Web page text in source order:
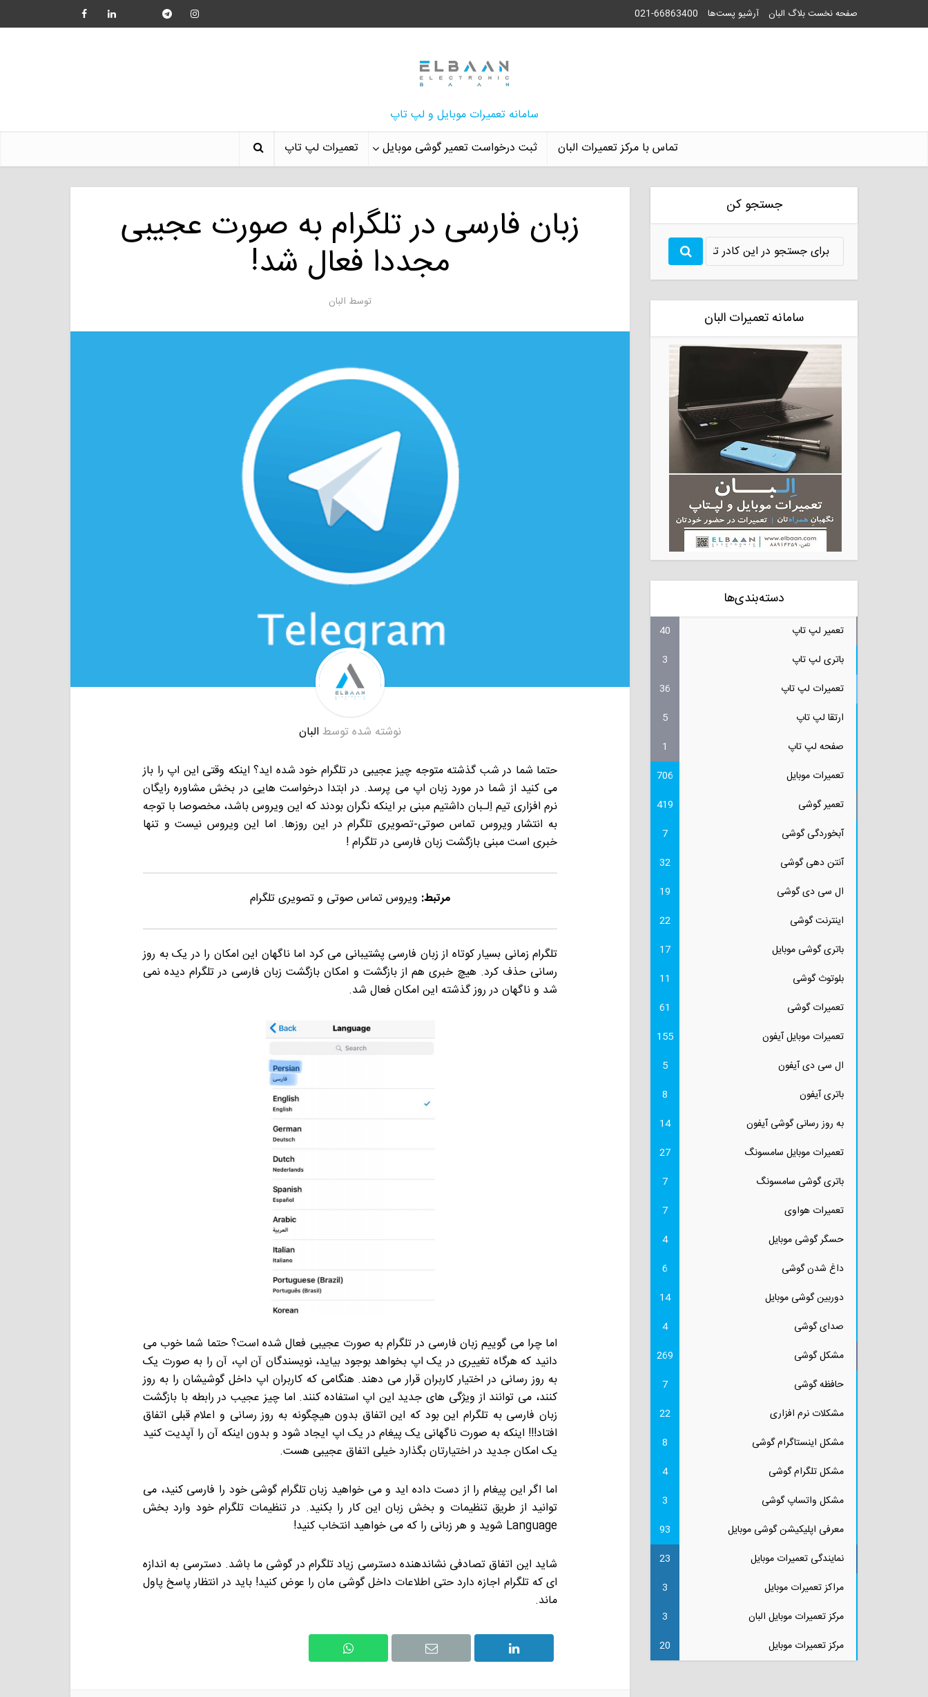
صفحه نخست بلاگ البان آرشیو پست‌ها 021-66863400
سامانه تعمیرات موبایل و لپ تاپ
تماس با مرکز تعمیرات البان
ثبت درخواست تعمیر گوشی موبایل تعمیرات لپ تاپ
زبان فارسی در تلگرام به صورت عجیبی
مجددا فعال شد!
توسط البان
نوشته شده توسط البان
حتما شما در شب گذشته متوجه چیز عجیبی در تلگرام خود شده اید؟ اینکه وقتی این اپ را باز
می کنید از شما در مورد زبان اپ می پرسد. در ابتدا درخواست هایی در بخش مشاوره رایگان
نرم افزاری تیم اِلـبان داشتیم مبنی بر اینکه نگران بودند که این ویروس باشد، مخصوصا با توجه
به انتشار ویروس تماس صوتی-تصویری تلگرام در این روزها. اما این ویروس نیست و تنها
خبری است مبنی بازگشت زبان فارسی در تلگرام !
مرتبط: ویروس تماس صوتی و تصویری تلگرام
تلگرام زمانی بسیار کوتاه از زبان فارسی پشتیبانی می کرد اما ناگهان این امکان را در یک به روز
رسانی حذف کرد. هیچ خبری هم از بازگشت و امکان بازگشت زبان فارسی در تلگرام دیده نمی
شد و ناگهان در روز گذشته این امکان فعال شد.
اما چرا می گوییم زبان فارسی در تلگرام به صورت عجیبی فعال شده است؟ حتما شما خوب می
دانید که هرگاه تغییری در یک اپ بخواهد بوجود بیاید، نویسندگان آن اپ، آن را به صورت یک
به روز رسانی در اختیار کاربران قرار می دهند. هنگامی که کاربران اپ داخل گوشیشان را به روز
کنند، می توانند از ویژگی های جدید این اپ استفاده کنند. اما چیز عجیب در رابطه با بازگشت
زبان فارسی به تلگرام این بود که این اتفاق بدون هیچگونه به روز رسانی و اعلام قبلی اتفاق
افتاد!!! اینکه به صورت ناگهانی یک پیغام در یک اپ ایجاد شود و بدون اینکه آن را آپدیت کنید
یک امکان جدید در اختیارتان بگذارد خیلی اتفاق عجیبی هست.
اما اگر این پیغام را از دست داده اید و می خواهید زبان تلگرام گوشی خود را فارسی کنید، می
توانید از طریق تنظیمات و بخش زبان این کار را بکنید. در تنظیمات تلگرام خود وارد بخش
Language شوید و هر زبانی را که می خواهید انتخاب کنید!
شاید این اتفاق تصادفی نشاندهنده دسترسی زیاد تلگرام در گوشی ما باشد. دسترسی به اندازه
ای که تلگرام اجازه دارد حتی اطلاعات داخل گوشی مان را عوض کنید! باید در انتظار پاسخ پاول
ماند.
جستجو کن
سامانه تعمیرات البان
دسته‌بندی‌ها
تعمیر لپ تاپ
40
باتری لپ تاپ
3
تعمیرات لپ تاپ
36
ارتقا لپ تاپ
5
صفحه لپ تاپ
1
تعمیرات موبایل
706
تعمیر گوشی
419
آبخوردگی گوشی
7
آنتن دهی گوشی
32
ال سی دی گوشی
19
اینترنت گوشی
22
باتری گوشی موبایل
17
بلوتوث گوشی
11
تعمیرات گوشی
61
تعمیرات موبایل آیفون
155
ال سی دی آیفون
5
باتری آیفون
8
به روز رسانی گوشی آیفون
14
تعمیرات موبایل سامسونگ
27
باتری گوشی سامسونگ
7
تعمیرات هواوی
7
حسگر گوشی موبایل
4
داغ شدن گوشی
6
دوربین گوشی موبایل
14
صدای گوشی
4
مشکل گوشی
269
حافظه گوشی
7
مشکلات نرم افزاری
22
مشکل اینستاگرام گوشی
8
مشکل تلگرام گوشی
4
مشکل واتساپ گوشی
3
معرفی اپلیکیشن گوشی موبایل
93
نمایندگی تعمیرات موبایل
23
مراکز تعمیرات موبایل
3
مرکز تعمیرات موبایل البان
3
مرکز تعمیرات موبایل
20